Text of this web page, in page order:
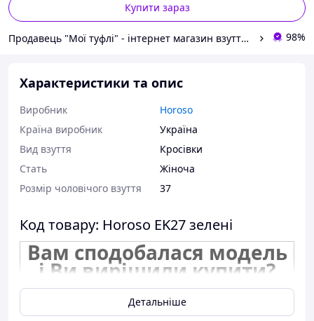
Купити зараз
Продавець "Мої туфлі" - інтернет магазин взуття на всі випадки життя. 98%
Характеристики та опис
Виробник
Horoso
Країна виробник
Україна
Вид взуття
Кросівки
Стать
Жіноча
Розмір чоловічого взуття
37
Код товару: Horoso EK27 зелені
Вам сподобалася модель
і Ви вирішили купити?
Зателефонуйте 067-9272731 / 050-
9336271 і уточніть наявність
Детальніше